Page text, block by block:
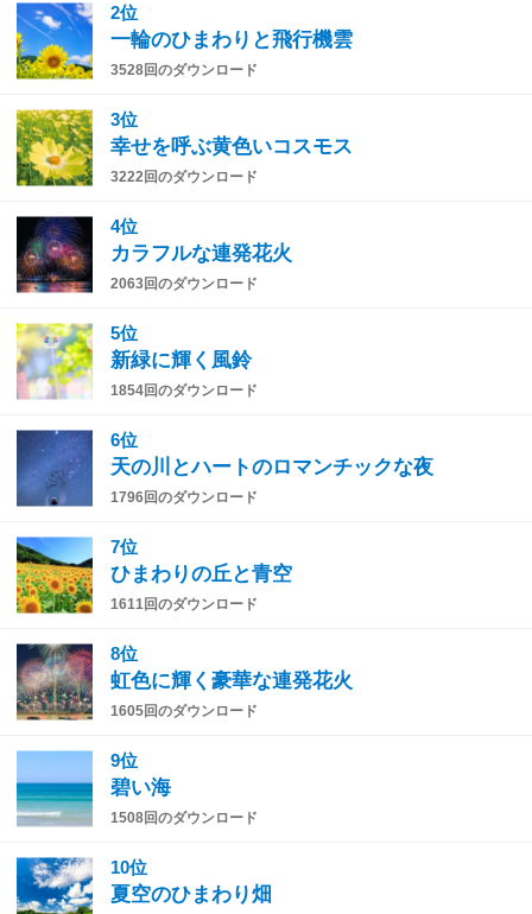
2位
一輪のひまわりと飛行機雲
3528回のダウンロード
3位
幸せを呼ぶ黄色いコスモス
3222回のダウンロード
4位
カラフルな連発花火
2063回のダウンロード
5位
新緑に輝く風鈴
1854回のダウンロード
6位
天の川とハートのロマンチックな夜
1796回のダウンロード
7位
ひまわりの丘と青空
1611回のダウンロード
8位
虹色に輝く豪華な連発花火
1605回のダウンロード
9位
碧い海
1508回のダウンロード
10位
夏空のひまわり畑